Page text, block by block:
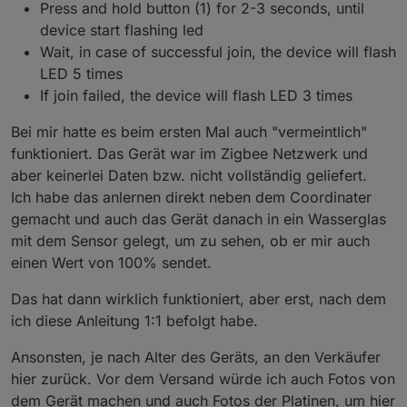
Press and hold button (1) for 2-3 seconds, until
device start flashing led
Wait, in case of successful join, the device will flash
LED 5 times
If join failed, the device will flash LED 3 times
Bei mir hatte es beim ersten Mal auch "vermeintlich"
funktioniert. Das Gerät war im Zigbee Netzwerk und
aber keinerlei Daten bzw. nicht vollständig geliefert.
Ich habe das anlernen direkt neben dem Coordinater
gemacht und auch das Gerät danach in ein Wasserglas
mit dem Sensor gelegt, um zu sehen, ob er mir auch
einen Wert von 100% sendet.
Das hat dann wirklich funktioniert, aber erst, nach dem
ich diese Anleitung 1:1 befolgt habe.
Ansonsten, je nach Alter des Geräts, an den Verkäufer
hier zurück. Vor dem Versand würde ich auch Fotos von
dem Gerät machen und auch Fotos der Platinen, um hier